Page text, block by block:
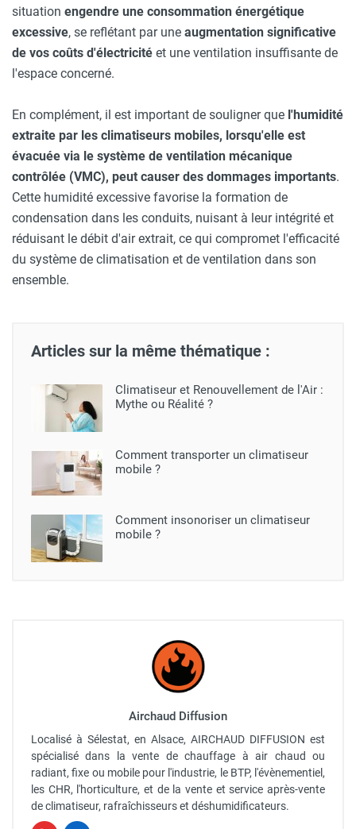
situation engendre une consommation énergétique
excessive, se reflétant par une augmentation significative
de vos coûts d'électricité et une ventilation insuffisante de
l'espace concerné.
En complément, il est important de souligner que l'humidité
extraite par les climatiseurs mobiles, lorsqu'elle est
évacuée via le système de ventilation mécanique
contrôlée (VMC), peut causer des dommages importants.
Cette humidité excessive favorise la formation de
condensation dans les conduits, nuisant à leur intégrité et
réduisant le débit d'air extrait, ce qui compromet l'efficacité
du système de climatisation et de ventilation dans son
ensemble.
Articles sur la même thématique :
Climatiseur et Renouvellement de l'Air :
Mythe ou Réalité ?
Comment transporter un climatiseur
mobile ?
Comment insonoriser un climatiseur
mobile ?
Airchaud Diffusion
Localisé à Sélestat, en Alsace, AIRCHAUD DIFFUSION est
spécialisé dans la vente de chauffage à air chaud ou
radiant, fixe ou mobile pour l'industrie, le BTP, l'évènementiel,
les CHR, l'horticulture, et de la vente et service après-vente
de climatiseur, rafraîchisseurs et déshumidificateurs.